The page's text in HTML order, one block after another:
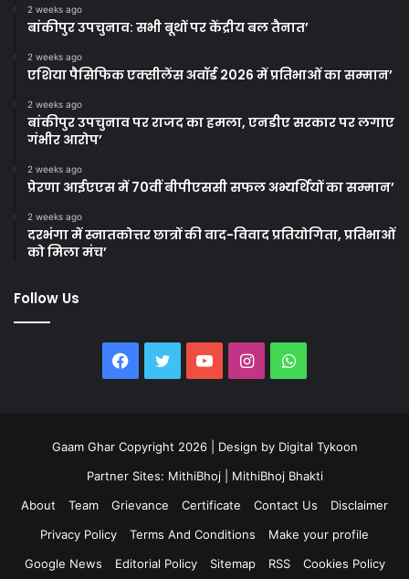
2 weeks ago
बांकीपुर उपचुनाव: सभी बूथों पर केंद्रीय बल तैनात’
2 weeks ago
एशिया पैसिफिक एक्सीलेंस अवॉर्ड 2026 में प्रतिभाओं का सम्मान’
2 weeks ago
बांकीपुर उपचुनाव पर राजद का हमला, एनडीए सरकार पर लगाए
गंभीर आरोप’
2 weeks ago
प्रेरणा आईएएस में 70वीं बीपीएससी सफल अभ्यर्थियों का सम्मान’
2 weeks ago
दरभंगा में स्नातकोत्तर छात्रों की वाद-विवाद प्रतियोगिता, प्रतिभाओं
को मिला मंच’
Follow Us
Facebook
TwitterYouTubeInstagramWhatsApp
Gaam Ghar Copyright 2026 | Design by Digital Tykoon
Partner Sites: MithiBhoj
MithiBhoj Bhakti
About
Team Grievance Certificate Contact Us
Disclaimer
Privacy Policy
Terms And Conditions
Make your profile
Google News
Editorial Policy Sitemap RSS Cookies Policy